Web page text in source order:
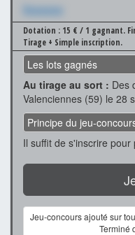
Xxxxxxx
Dotation : 15 € / 1 gagnant.
Tirage + Simple inscription.
Les lots gagnés
Au tirage au sort : Des
Valenciennes (59) le 28
Principe du jeu-
Il suffit de s'inscrire
Jeu-concours ajouté sur
Terminé